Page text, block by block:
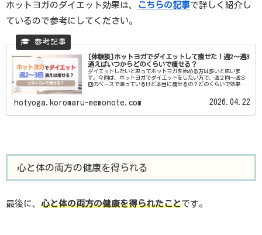
ホットヨガのダイエット効果は、 こちらの記事で詳しく紹介し
ているので参考にしてください。
[体験談]ホットヨガでダイエットして痩せた！週2～週3
通えばいつからどのくらいで痩せる？
ダイエットしたいと思ってホットヨガを始める方は多いと思いま
す。今回は、ホットヨガでダイエットをしたい方で、週２回～週３
回のペースで通っているけど本当に痩せるの？どのくらいで効果を
hotyoga.koromaru-memonote.com 2026.04.22
心と体の両方の健康を得られる
最後に、 心と体の両方の健康を得られたことです。